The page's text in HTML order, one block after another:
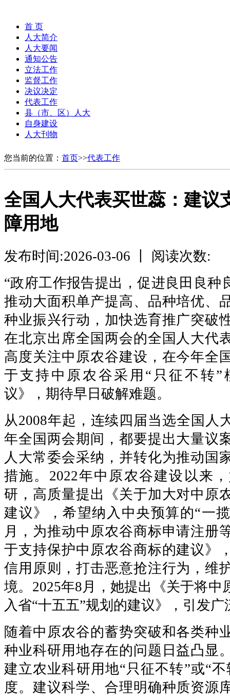
首 页
人大简介
人大要闻
通知公告
立法工作
监督工作
决议决定
代表工作
县（市、区）人大
自身建设
人大刊物
您当前的位置： 首页>>代表工作
全国人大代表买世蕊：建议
障用地
发布时间:2026-03-06 丨 阅读次数:
“政府工作报告提出，促进良田良种
推动大面积单产提高、品种培优、
种业振兴行动，加快选育推广突破
在北京出席全国两会的全国人大代
高度关注中原农谷建设，在今年全
于支持中原农谷采用“只征不转”
议》，期待早日破解难题。
从2008年起，连续四届当选全国人
年全国两会期间，都要提出大量议
人大常委会采纳，并转化为推动国
措施。2022年中原农谷建设以来
研，高质量提出《关于加大对中原
建议》，希望纳入中央预算的“一
月，为推动中原农谷商标申请注册
于支持保护中原农谷商标的建议》
信用原则，打击恶意抢注行为，维
境。2025年8月，她提出《关于将中
入省“十五五”规划的建议》，引发广
随着中原农谷的蓄势突破和各类种
种业科研用地存在的问题日益凸显
建立农业科研用地“只征不转”或“
度。建议科学、合理明确种质资源